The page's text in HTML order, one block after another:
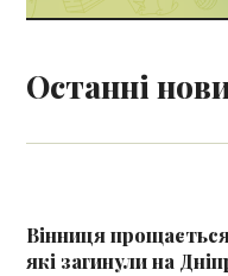
Останні
Вінниця
які загинули на